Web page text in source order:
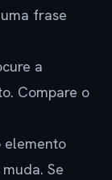
frase
a
Compare o
elemento
Se